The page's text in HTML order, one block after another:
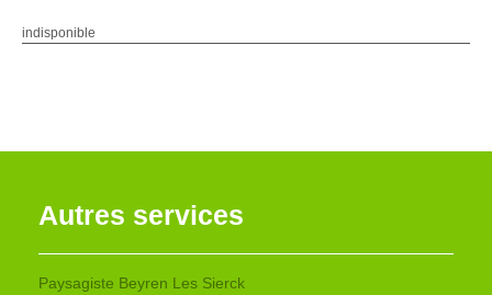
indisponible
Autres services
Paysagiste Beyren Les Sierck